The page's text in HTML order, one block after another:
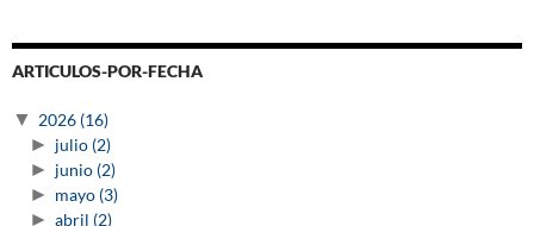
ARTICULOS-POR-FECHA
▼ 2026 (16)
► julio (2)
► junio (2)
► mayo (3)
► abril (2)